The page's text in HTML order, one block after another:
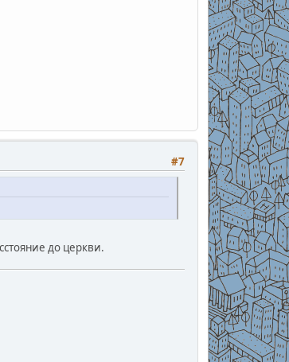
#7
до церкви.